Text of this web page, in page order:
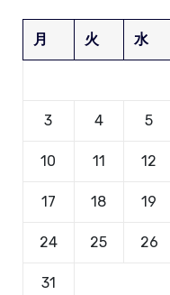
月 火 水
3 4 5
10 11 12
17 18 19
24 25 26
31